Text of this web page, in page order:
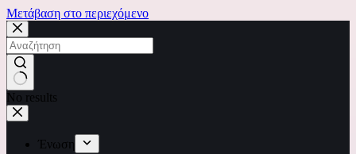
Μετάβαση στο περιεχόμενο
No results
Ένωση